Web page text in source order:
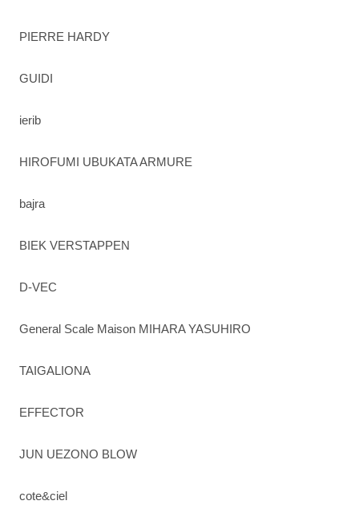
PIERRE HARDY
GUIDI
ierib
HIROFUMI UBUKATA ARMURE
bajra
BIEK VERSTAPPEN
D-VEC
General Scale Maison MIHARA YASUHIRO
TAIGALIONA
EFFECTOR
JUN UEZONO BLOW
cote&ciel